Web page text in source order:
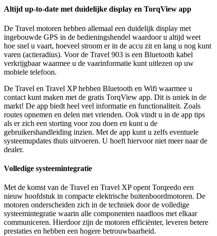
Altijd up-to-date met duidelijke display en TorqView app
De Travel motoren hebben allemaal een duidelijk display met
ingebouwde GPS in de bedieningshendel waardoor u altijd weet
hoe snel u vaart, hoeveel stroom er in de accu zit en lang u nog kunt
varen (actieradius). Voor de Travel 903 is een Bluetooth kabel
verkrijgbaar waarmee u de vaarinformatie kunt uitlezen op uw
mobiele telefoon.
De Travel en Travel XP hebben Bluetooth en Wifi waarmee u
contact kunt maken met de gratis TorqView app. Dit is uniek in de
markt! De app biedt heel veel informatie en functionaliteit. Zoals
routes opnemen en delen met vrienden. Ook vindt u in de app tips
als er zich een storting voor zou doen en kunt u de
gebruikershandleiding inzien. Met de app kunt u zelfs eventuele
systeemupdates thuis uitvoeren. U hoeft hiervoor niet meer naar de
dealer.
Volledige systeemintegratie
Met de komst van de Travel en Travel XP opent Torqeedo een
nieuw hoofdstuk in compacte elektrische buitenboordmotoren. De
motoren onderscheiden zich in de techniek door de volledige
systeemintegratie waarin alle componenten naadloos met elkaar
communiceren. Hierdoor zijn de motoren efficiënter, leveren betere
prestaties en hebben een hogere betrouwbaarheid.